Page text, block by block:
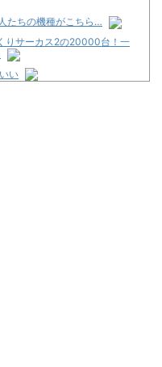
たちの機種がこちら…
りサーカス2の20000台！一
い